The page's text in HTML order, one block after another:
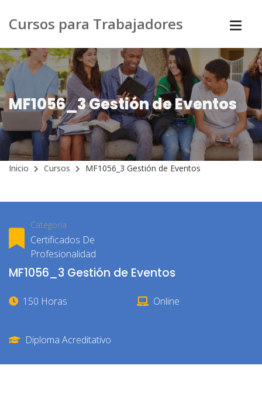
Cursos para Trabajadores
MF1056_3 Gestión de Eventos
Inicio Cursos MF1056_3 Gestión de Eventos
Categoría
Certificados De
Profesionalidad
MF1056_3 Gestión de Eventos
150 Horas Online
Diploma Acreditativo